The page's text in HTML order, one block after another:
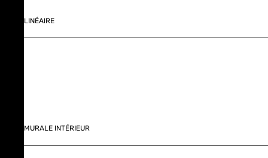
LINÉAIRE
MURALE INTÉRIEUR